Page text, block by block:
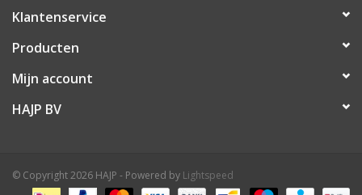
Klantenservice
Producten
Mijn account
HAJP BV
© Copyright 2026 HAJP - Powered by Lightspeed